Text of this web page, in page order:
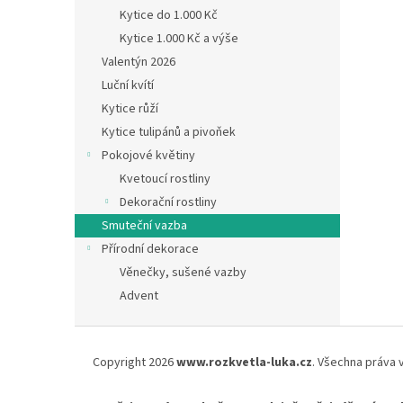
Kytice do 1.000 Kč
Kytice 1.000 Kč a výše
Valentýn 2026
Luční kvítí
Kytice růží
Kytice tulipánů a pivoňek
Pokojové květiny
Kvetoucí rostliny
Dekorační rostliny
Smuteční vazba
Přírodní dekorace
Věnečky, sušené vazby
Advent
Copyright 2026www.rozkvetla-luka.cz. Všechna práva